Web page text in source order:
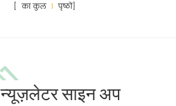
[ का कुल 1 पृष्ठों]
न्यूज़लेटर साइन अप